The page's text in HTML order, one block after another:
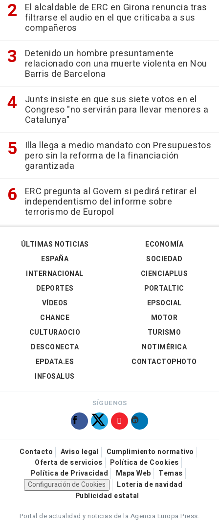
El alcaldable de ERC en Girona renuncia tras
filtrarse el audio en el que criticaba a sus
compañeros
Detenido un hombre presuntamente
relacionado con una muerte violenta en Nou
Barris de Barcelona
Junts insiste en que sus siete votos en el
Congreso "no servirán para llevar menores a
Catalunya"
Illa llega a medio mandato con Presupuestos
pero sin la reforma de la financiación
garantizada
ERC pregunta al Govern si pedirá retirar el
independentismo del informe sobre
terrorismo de Europol
ÚLTIMAS NOTICIAS
ESPAÑA
INTERNACIONAL
DEPORTES
VÍDEOS
ECONOMÍA
SOCIEDAD
CIENCIAPLUS
PORTALTIC
EPSOCIAL
CHANCE
CULTURAOCIO
DESCONECTA
EPDATA.ES
INFOSALUS
MOTOR
TURISMO
NOTIMÉRICA
CONTACTOPHOTO
SÍGUENOS
Contacto Aviso legal
Cumplimiento normativo
Oferta de servicios
Política de Cookies
Política de Privacidad
Mapa Web
Temas
Configuración de Cookies
Loteria de navidad
Publicidad estatal
Portal de actualidad y noticias de la Agencia Europa Press.